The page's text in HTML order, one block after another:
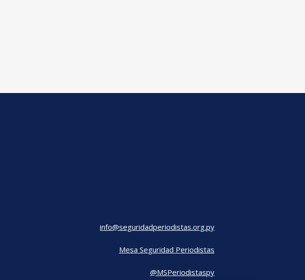
info@seguridadperiodistas.org.py
Mesa Seguridad Periodistas
@MSPeriodistaspy